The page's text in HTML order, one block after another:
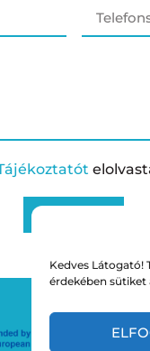
Kedves Látogató!
érdekében sütiket